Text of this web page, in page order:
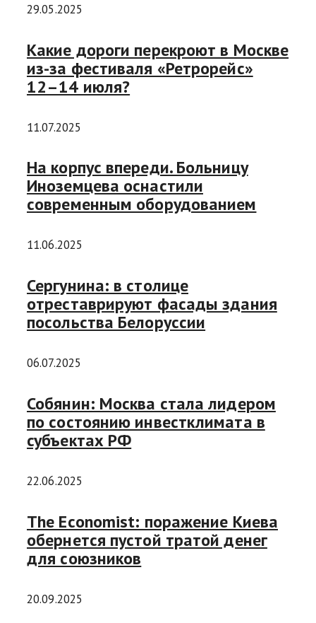
29.05.2025
Какие дороги перекроют в Москве
из-за фестиваля «Ретрорейс»
12–14 июля?
11.07.2025
На корпус впереди. Больницу
Иноземцева оснастили
современным оборудованием
11.06.2025
Сергунина: в столице
отреставрируют фасады здания
посольства Белоруссии
06.07.2025
Собянин: Москва стала лидером
по состоянию инвестклимата в
субъектах РФ
22.06.2025
The Economist: поражение Киева
обернется пустой тратой денег
для союзников
20.09.2025